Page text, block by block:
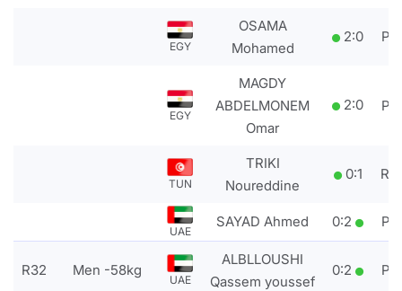
EGY
OSAMA
Mohamed
2:0
EGY
MAGDY
ABDELMONEM
Omar
2:0
TUN
TRIKI
Noureddine
0:1
UAE
SAYAD Ahmed 0:2
R32 Men -58kg
UAE
ALBLLOUSHI
Qassem youssef
0:2